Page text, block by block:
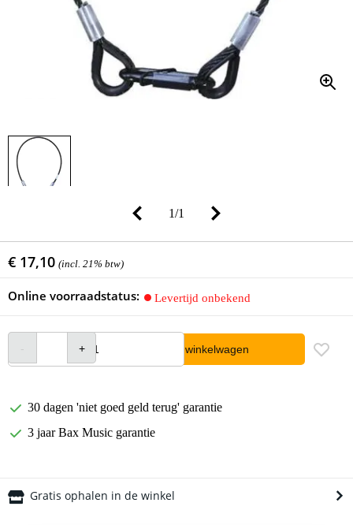
1/1
€ 17,10 (incl. 21% btw)
Online voorraadstatus: Levertijd onbekend
In winkelwagen
30 dagen 'niet goed geld terug' garantie
3 jaar Bax Music garantie
Gratis ophalen in de winkel